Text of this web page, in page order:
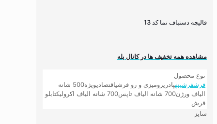
قالیچه دستباف نما کد 13
مشاهده همه تخفیف ها در کانال بله
نوع محصول
فرشفرشینهپادریرومیزی و رو فرشیاقتصادیویژه
500 شانه
الیاف ورژن700 شانه الیاف تاپس 700 شانه الیاف اکرولیک
تابلو
فرش
سایز